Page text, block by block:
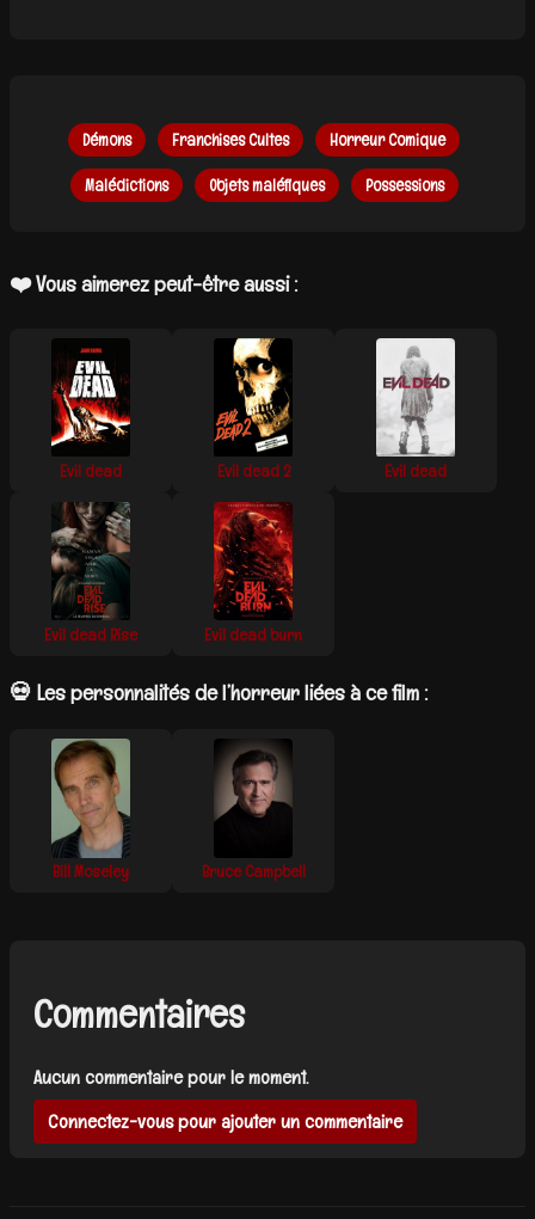
Démons Franchises Cultes Horreur Comique
Malédictions Objets maléfiques Possessions
❤️ Vous aimerez peut-être aussi :
Evil dead Evil dead 2 Evil dead
Evil dead Rise Evil dead burn
💀 Les personnalités de l’horreur liées à ce film :
Bill Moseley Bruce Campbell
Commentaires
Aucun commentaire pour le moment.
Connectez-vous pour ajouter un commentaire